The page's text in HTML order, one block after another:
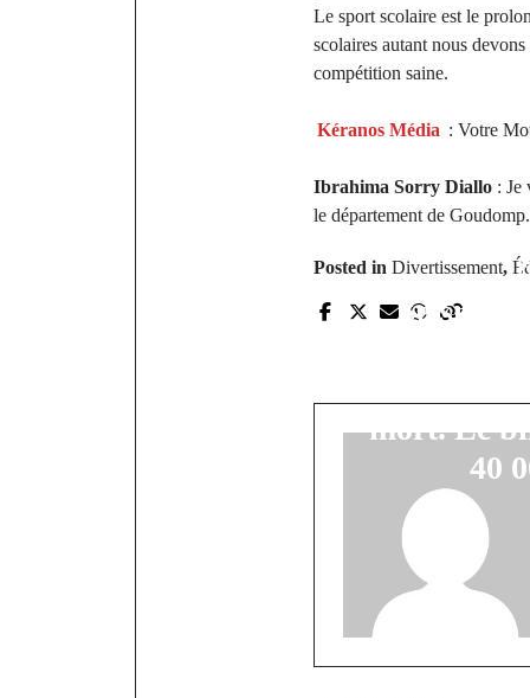
Le sport scolaire est le
scolaires autant nous
compétition saine.
Kéranos Média : Votre
Ibrahima Sorry Diallo : Je
le département de Goudomp.
Posted in Divertissement,
Séisme
mort. Le
40